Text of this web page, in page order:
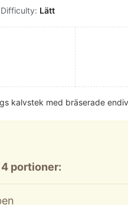
Difficulty: Lätt
kalvstek med bräserade
portioner: